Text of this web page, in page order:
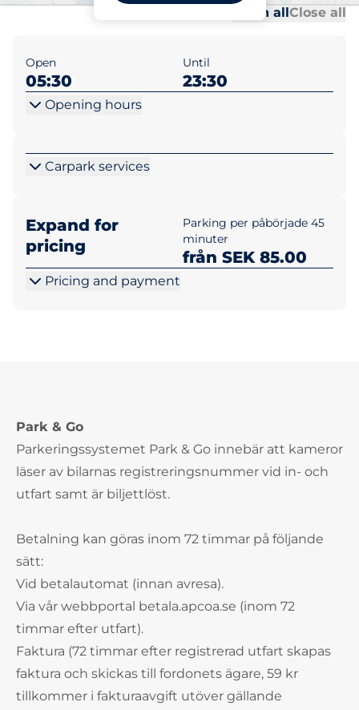
Open allClose all
Open
05:30
Until
23:30
Opening hours
Carpark services
Expand for
pricing
Parking per påbörjade 45
minuter
från SEK 85.00
Pricing and payment
Park & Go
Parkeringssystemet Park & Go innebär att kameror
läser av bilarnas registreringsnummer vid in- och
utfart samt är biljettlöst.
Betalning kan göras inom 72 timmar på följande
sätt:
Vid betalautomat (innan avresa).
Via vår webbportal betala.apcoa.se (inom 72
timmar efter utfart).
Faktura (72 timmar efter registrerad utfart skapas
faktura och skickas till fordonets ägare, 59 kr
tillkommer i fakturaavgift utöver gällande